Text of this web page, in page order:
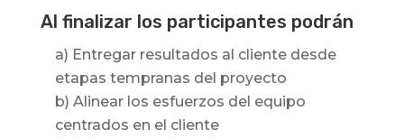
Al finalizar los participantes podrán
a) Entregar resultados al cliente desde
etapas tempranas del proyecto
b) Alinear los esfuerzos del equipo
centrados en el cliente